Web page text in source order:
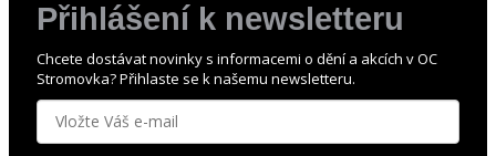
Přihlášení k newsletteru
Chcete dostávat novinky s informacemi o dění a akcích v OC
Stromovka? Přihlaste se k našemu newsletteru.